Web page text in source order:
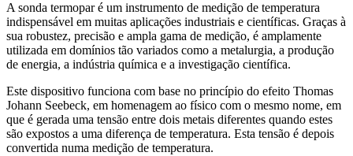
A sonda termopar é um instrumento de medição de temperatura
indispensável em muitas aplicações industriais e científicas. Graças à
sua robustez, precisão e ampla gama de medição, é amplamente
utilizada em domínios tão variados como a metalurgia, a produção
de energia, a indústria química e a investigação científica.
Este dispositivo funciona com base no princípio do efeito Thomas
Johann Seebeck, em homenagem ao físico com o mesmo nome, em
que é gerada uma tensão entre dois metais diferentes quando estes
são expostos a uma diferença de temperatura. Esta tensão é depois
convertida numa medição de temperatura.